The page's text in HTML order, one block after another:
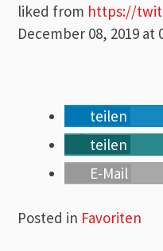
liked from https://
December 08, 2019 at
teilen
teilen
E-Mail
Posted in Favoriten